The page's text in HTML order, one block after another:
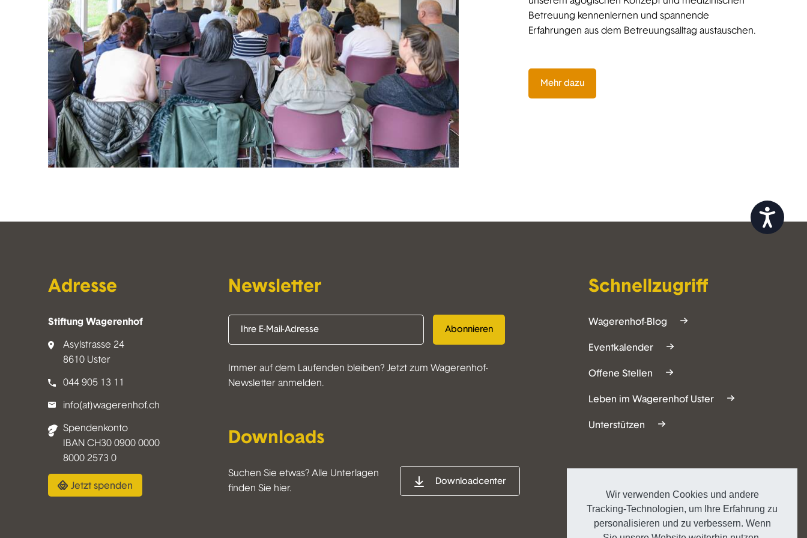
Wir verwenden Cookies und andere
Tracking-Technologien, um Ihre Erfahrung zu
personalisieren und zu verbessern. Wenn
Zug&auml;nglichkeit
Betreuung kennenlernen und spannende
Erfahrungen aus dem Betreuungsalltag austauschen.
Mehr dazu
Adresse
Stiftung Wagerenhof
Asylstrasse 24
8610 Uster
044 905 13 11
info(at)wagerenhof.ch
Spendenkonto
IBAN CH30 0900 0000
8000 2573 0
Jetzt spenden
Schnellzugriff
Wagerenhof-Blog
Eventkalender
Offene Stellen
Leben im Wagerenhof Uster
Unterstützen
Newsletter
Abonnieren
Immer auf dem Laufenden bleiben? Jetzt zum Wagerenhof-
Newsletter anmelden.
Downloads
Suchen Sie etwas? Alle Unterlagen
finden Sie hier.
Downloadcenter